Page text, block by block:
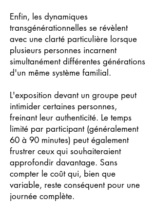
Enfin, les dynamiques
transgénérationnelles se révèlent
avec une clarté particulière lorsque
plusieurs personnes incarnent
simultanément différentes générations
d'un même système familial.
L'exposition devant un groupe peut
intimider certaines personnes,
freinant leur authenticité. Le temps
limité par participant (généralement
60 à 90 minutes) peut également
frustrer ceux qui souhaiteraient
approfondir davantage. Sans
compter le coût qui, bien que
variable, reste conséquent pour une
journée complète.